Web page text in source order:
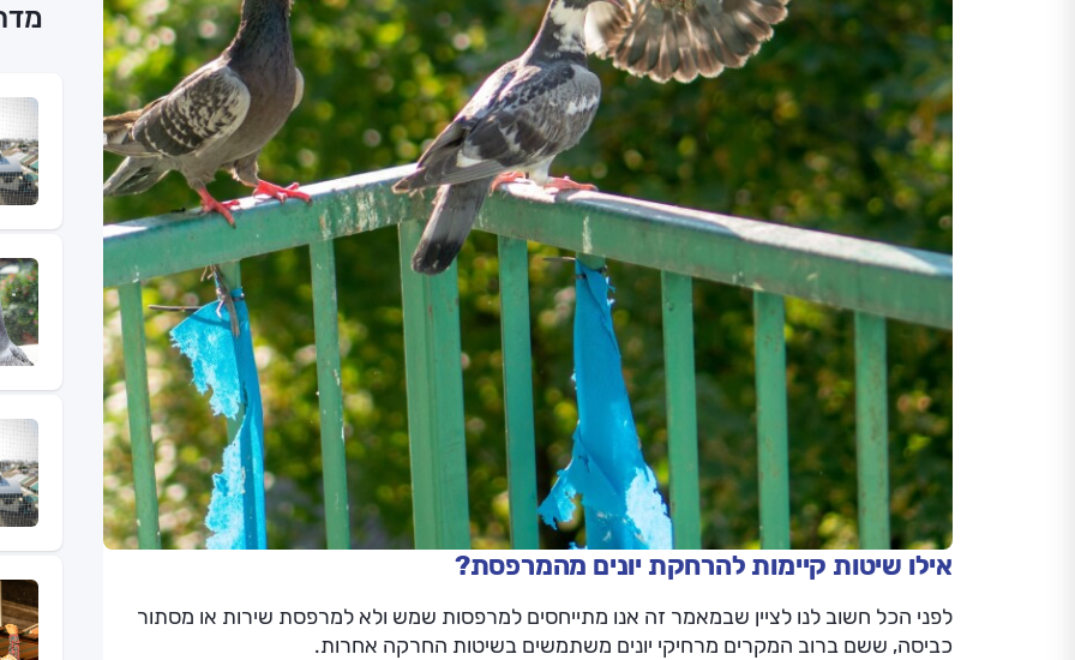
אילו שיטות קיימות להרחקת יונים מהמרפסת?
לפני הכל חשוב לנו לציין שבמאמר זה אנו מתייחסים למרפסות שמש ולא למרפסת שירות או מסתור
כביסה, ששם ברוב המקרים מרחיקי יונים משתמשים בשיטות החרקה אחרות.